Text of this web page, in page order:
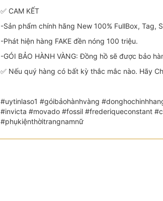
✅ CAM KẾT
-Sản phẩm chính hãng New 100% FullBox, Tag,
-Phát hiện hàng FAKE đền nóng 100 triệu.
-GÓI BẢO HÀNH VÀNG: Đồng hồ sẽ được bảo
✅ Nếu quý hàng có bất kỳ thắc mắc nào. Hãy
#uytinlaso1 #góibảohànhvàng
#invicta #movado #fossil #frederiqueconstant
#phụkiệnthờitrangnamnữ